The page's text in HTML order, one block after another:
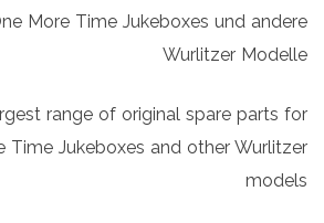
More Time Jukeboxes und andere
Wurlitzer Modelle
range of original spare parts for
Time Jukeboxes and other Wurlitzer
models